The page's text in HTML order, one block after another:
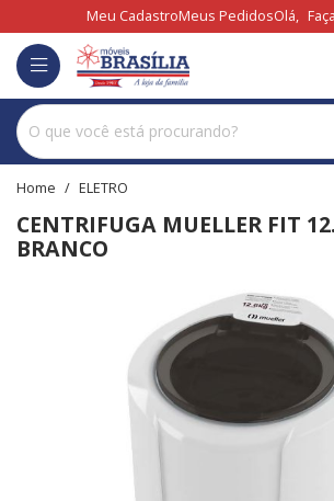
Meu CadastroMeus PedidosOlá,
home ELETRO
CENTRIFUGA MUELLER FIT
BRANCO